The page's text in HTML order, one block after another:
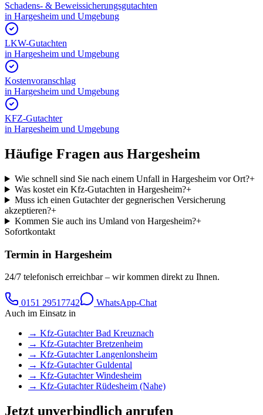
Schadens- & Beweissicherungsgutachten
in Hargesheim und Umgebung
LKW-Gutachten
in Hargesheim und Umgebung
Kostenvoranschlag
in Hargesheim und Umgebung
KFZ-Gutachter
in Hargesheim und Umgebung
Häufige Fragen aus Hargesheim
Wie schnell sind Sie nach einem Unfall in Hargesheim vor Ort?+
Was kostet ein Kfz-Gutachten in Hargesheim?+
Muss ich einen Gutachter der gegnerischen Versicherung
akzeptieren?+
Kommen Sie auch ins Umland von Hargesheim?+
Sofortkontakt
Termin in Hargesheim
24/7 telefonisch erreichbar – wir kommen direkt zu Ihnen.
0151 29517742
WhatsApp-Chat
Auch im Einsatz in
→ Kfz-GutachterBad Kreuznach
→ Kfz-GutachterBretzenheim
→ Kfz-GutachterLangenlonsheim
→ Kfz-GutachterGuldental
→ Kfz-GutachterWindesheim
→ Kfz-GutachterRüdesheim (Nahe)
Jetzt unverbindlich anrufen